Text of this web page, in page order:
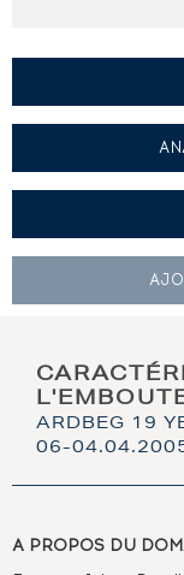
ARDBEG 19
06-
A PROPOS DU